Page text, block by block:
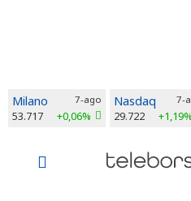
Milano 7-ago
53.717 +0,06%
Nasdaq 7-
29.722 +1,19%